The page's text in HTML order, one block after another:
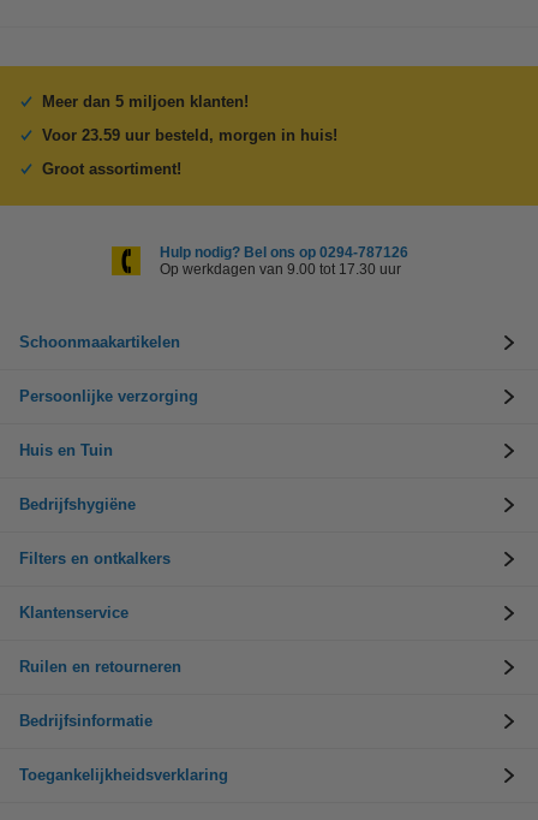
Meer dan 5 miljoen klanten!
Voor 23.59 uur besteld, morgen in huis!
Groot assortiment!
Hulp nodig? Bel ons op 0294-787126
Op werkdagen van 9.00 tot 17.30 uur
Schoonmaakartikelen
Persoonlijke verzorging
Huis en Tuin
Bedrijfshygiëne
Filters en ontkalkers
Klantenservice
Ruilen en retourneren
Bedrijfsinformatie
Toegankelijkheidsverklaring